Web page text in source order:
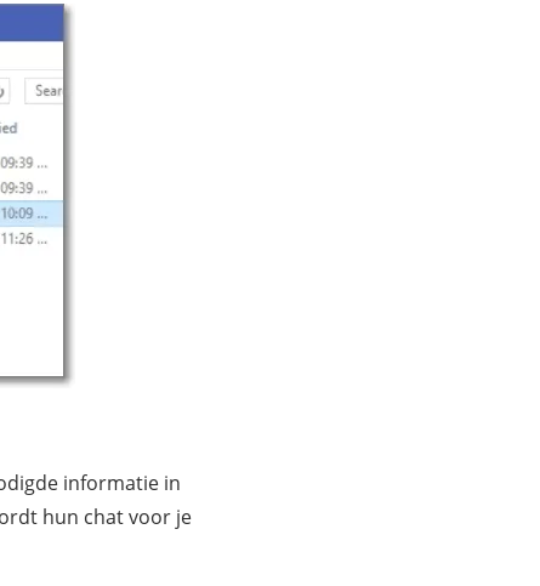
informatie in
hun chat voor je